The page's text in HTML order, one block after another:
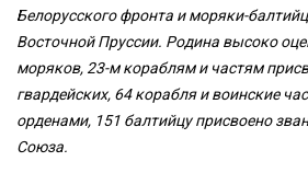
Белорусского фронта и моряки-
Восточной Пруссии. Родина высоко
моряков, 23-м кораблям и частям
гвардейских, 64 корабля и воинские
орденами, 151 балтийцу присвоено
Союза.